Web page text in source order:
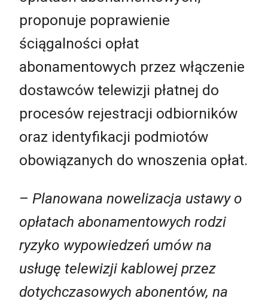
proponuje poprawienie
ściągalności opłat
abonamentowych przez włączenie
dostawców telewizji płatnej do
procesów rejestracji odbiorników
oraz identyfikacji podmiotów
obowiązanych do wnoszenia opłat.
– Planowana nowelizacja ustawy o
opłatach abonamentowych rodzi
ryzyko wypowiedzeń umów na
usługę telewizji kablowej przez
dotychczasowych abonentów, na